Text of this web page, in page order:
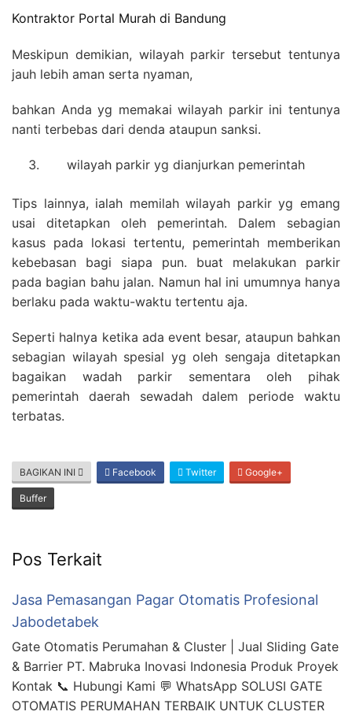
Kontraktor Portal Murah di Bandung
Meskipun demikian, wilayah parkir tersebut tentunya
jauh lebih aman serta nyaman,
bahkan Anda yg memakai wilayah parkir ini tentunya
nanti terbebas dari denda ataupun sanksi.
wilayah parkir yg dianjurkan pemerintah
Tips lainnya, ialah memilah wilayah parkir yg emang
usai ditetapkan oleh pemerintah. Dalem sebagian
kasus pada lokasi tertentu, pemerintah memberikan
kebebasan bagi siapa pun. buat melakukan parkir
pada bagian bahu jalan. Namun hal ini umumnya hanya
berlaku pada waktu-waktu tertentu aja.
Seperti halnya ketika ada event besar, ataupun bahkan
sebagian wilayah spesial yg oleh sengaja ditetapkan
bagaikan wadah parkir sementara oleh pihak
pemerintah daerah sewadah dalem periode waktu
terbatas.
BAGIKAN INI Facebook Twitter Google+
Buffer
Pos Terkait
Jasa Pemasangan Pagar Otomatis Profesional
Jabodetabek
Gate Otomatis Perumahan & Cluster | Jual Sliding Gate
& Barrier PT. Mabruka Inovasi Indonesia Produk Proyek
Kontak 📞 Hubungi Kami 💬 WhatsApp SOLUSI GATE
OTOMATIS PERUMAHAN TERBAIK UNTUK CLUSTER